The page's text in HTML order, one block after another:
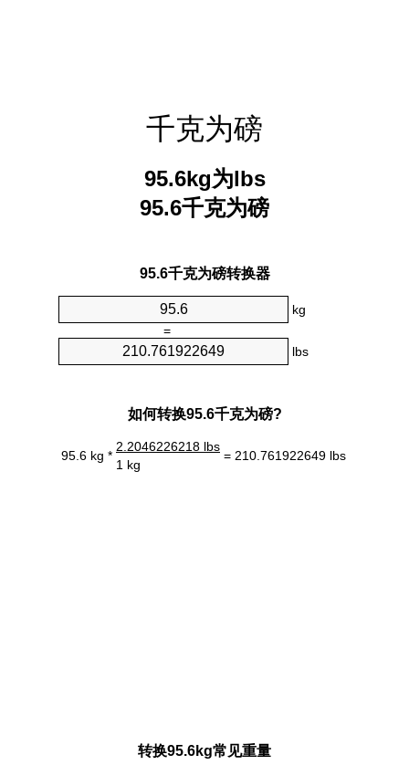
千克为磅
95.6kg为lbs
95.6千克为磅
95.6千克为磅转换器
kg
=
lbs
如何转换95.6千克为磅?
95.6 kg *
2.2046226218 lbs
= 210.761922649 lbs
1 kg
转换95.6kg常见重量